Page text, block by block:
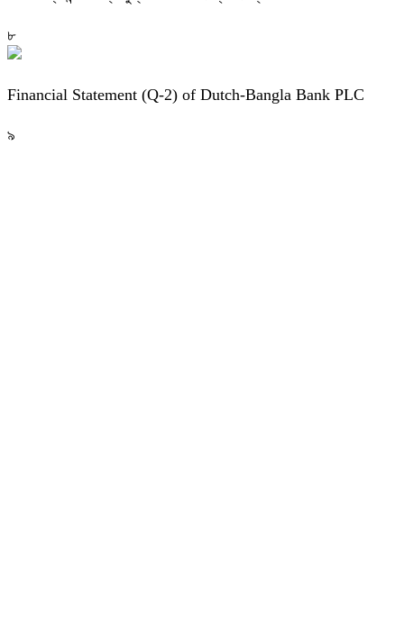
৮
Financial Statement (Q-2) of Dutch-Bangla Bank PLC
৯